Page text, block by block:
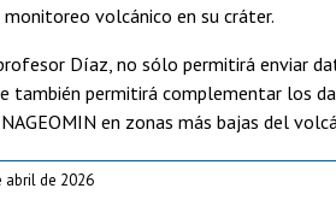
volcánico en su cráter.
Díaz, no sólo permitirá enviar
también permitirá complementar los
en zonas más bajas del
abril de 2026